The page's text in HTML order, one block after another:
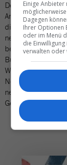
Der Weg zu einem
Anfang scheint
die Rechte der
neuen Projekt zur
behalten möchte.
Bundes zu
Wirtschaft Seco
November 2022,
neuen Projekt
Gelder stünden
Einige
Dagegen
Ihrer Optionen
oder im Menü
die
verwalten oder